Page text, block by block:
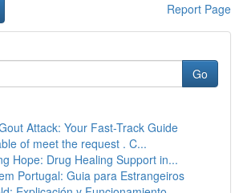
Report Page
Go
Attack: Your Fast-Track Guide
of meet the request . C...
Hope: Drug Healing Support in...
Portugal: Guia para Estrangeiros